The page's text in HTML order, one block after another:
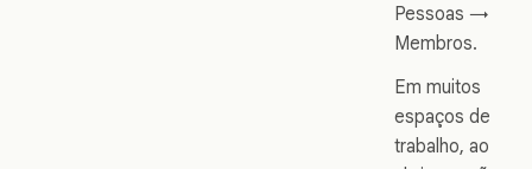
Pessoas →
Membros.
Em muitos
espaços de
trabalho, ao